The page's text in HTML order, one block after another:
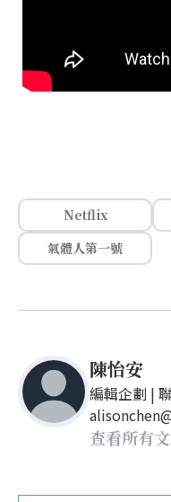
Netflix
氣體人第一號
陳怡安
編輯企劃 |
查看所有